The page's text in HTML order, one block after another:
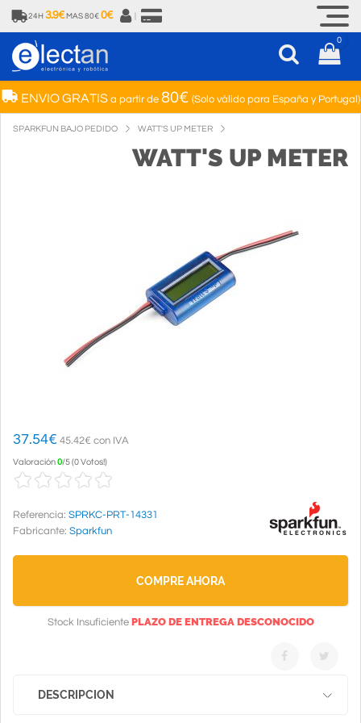
24H 3.9€ MAS 80€ 0€
0
ENVIO GRATISa partir de 80€ (Solo válido para España y Portugal)
SPARKFUN BAJO PEDIDO WATT'S UP METER
WATT'S UP METER
37.54€ 45.42€ con IVA
Valoración0/5(0 Votos!)
Referencia: SPRKC-PRT-14331
Fabricante: Sparkfun
COMPRE AHORA
Stock Insuficiente PLAZO DE ENTREGA DESCONOCIDO
DESCRIPCION